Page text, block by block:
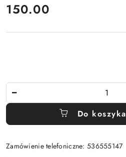
Cena:
150.00
Do koszyka
Zamówienie telefoniczne: 536555147